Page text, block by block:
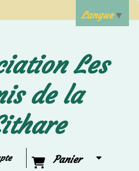
Les
de la
Panier
Langue▼